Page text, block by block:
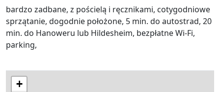
bardzo zadbane, z pościelą i ręcznikami, cotygodniowe
sprzątanie, dogodnie położone, 5 min. do autostrad, 20
min. do Hanoweru lub Hildesheim, bezpłatne Wi-Fi,
parking,
+